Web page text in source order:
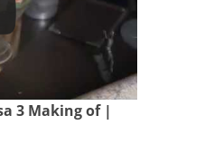
3 Making of |